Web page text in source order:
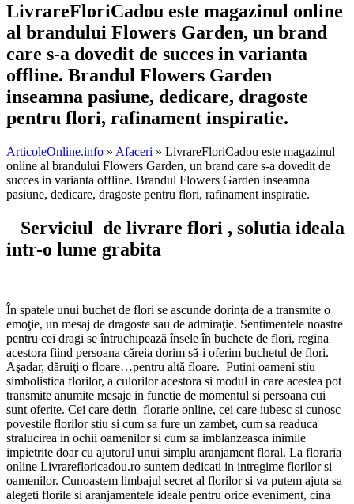
LivrareFloriCadou este magazinul online
al brandului Flowers Garden, un brand
care s-a dovedit de succes in varianta
offline. Brandul Flowers Garden
inseamna pasiune, dedicare, dragoste
pentru flori, rafinament inspiratie.
ArticoleOnline.info » Afaceri » LivrareFloriCadou este magazinul
online al brandului Flowers Garden, un brand care s-a dovedit de
succes in varianta offline. Brandul Flowers Garden inseamna
pasiune, dedicare, dragoste pentru flori, rafinament inspiratie.
Serviciul de livrare flori , solutia ideala
intr-o lume grabita
În spatele unui buchet de flori se ascunde dorinţa de a transmite o
emoţie, un mesaj de dragoste sau de admiraţie. Sentimentele noastre
pentru cei dragi se întruchipează însele în buchete de flori, regina
acestora fiind persoana căreia dorim să-i oferim buchetul de flori.
Aşadar, dăruiţi o floare…pentru altă floare. Putini oameni stiu
simbolistica florilor, a culorilor acestora si modul in care acestea pot
transmite anumite mesaje in functie de momentul si persoana cui
sunt oferite. Cei care detin florarie online, cei care iubesc si cunosc
povestile florilor stiu si cum sa fure un zambet, cum sa readuca
stralucirea in ochii oamenilor si cum sa imblanzeasca inimile
impietrite doar cu ajutorul unui simplu aranjament floral. La floraria
online Livrarefloricadou.ro suntem dedicati in intregime florilor si
oamenilor. Cunoastem limbajul secret al florilor si va putem ajuta sa
alegeti florile si aranjamentele ideale pentru orice eveniment, cina